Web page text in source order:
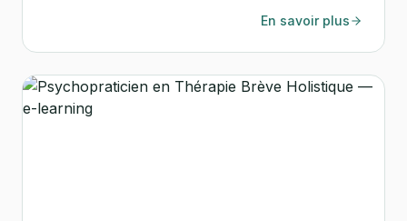
En savoir plus